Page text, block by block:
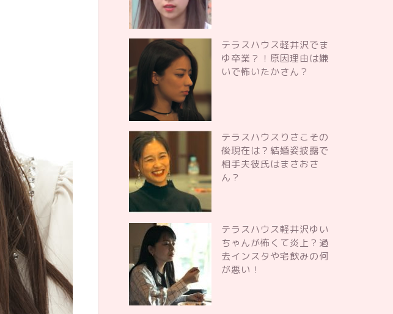
テラスハウス軽井沢でま
ゆ卒業？！原因理由は嫌
いで怖いたかさん？
テラスハウスりさこその
後現在は？結婚姿披露で
相手夫彼氏はまさおさ
ん？
テラスハウス軽井沢ゆい
ちゃんが怖くて炎上？過
去インスタや宅飲みの何
が悪い！